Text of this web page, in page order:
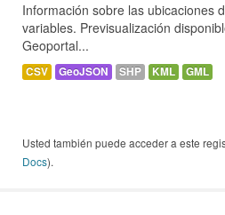
Información sobre las ubicaciones
variables. Previsualización
Geoportal...
CSV GeoJSON SHP KML GML
Usted también puede acceder a este
Docs).